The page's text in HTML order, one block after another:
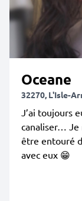
Oceane
32270, L'Isle-
J’ai toujours
canaliser… Je
être entouré
avec eux 😁